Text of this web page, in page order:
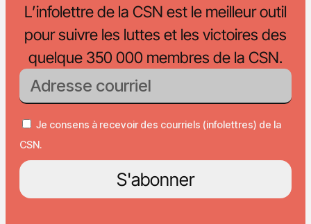
L’infolettre de la CSN est le meilleur outil
pour suivre les luttes et les victoires des
quelque 350 000 membres de la CSN.
Je consens à recevoir des courriels (infolettres) de la
CSN.
S'abonner